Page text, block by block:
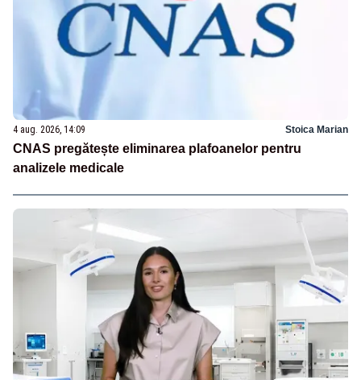
4 aug. 2026, 14:09 Stoica Marian
CNAS pregătește eliminarea plafoanelor pentru
analizele medicale